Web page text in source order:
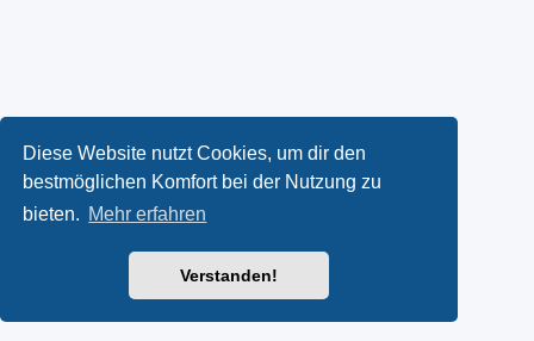
Diese Website nutzt Cookies, um dir den
bestmöglichen Komfort bei der Nutzung zu
bieten. Mehr erfahren
Verstanden!